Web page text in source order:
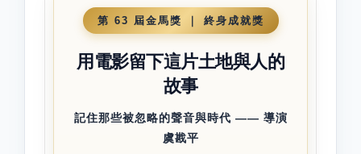
第 63 屆金馬獎 ｜ 終身成就獎
用電影留下這片土地與人的
故事
記住那些被忽略的聲音與時代 —— 導演
虞戡平